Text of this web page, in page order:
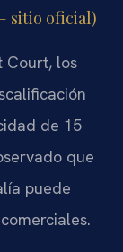
sitio oficial)
Court, los
de 15
que
puede